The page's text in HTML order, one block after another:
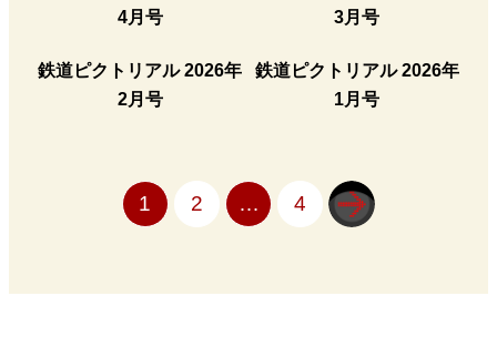
4月号
3月号
鉄道ピクトリアル 2026年
2月号
鉄道ピクトリアル 2026年
1月号
1 2 … 4